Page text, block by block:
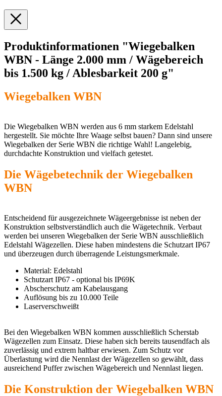
Produktinformationen "Wiegebalken
WBN - Länge 2.000 mm / Wägebereich
bis 1.500 kg / Ablesbarkeit 200 g"
Wiegebalken WBN
Die Wiegebalken WBN werden aus 6 mm starkem Edelstahl
hergestellt. Sie möchte Ihre Waage selbst bauen? Dann sind unsere
Wiegebalken der Serie WBN die richtige Wahl! Langelebig,
durchdachte Konstruktion und vielfach getestet.
Die Wägebetechnik der Wiegebalken
WBN
Entscheidend für ausgezeichnete Wägeergebnisse ist neben der
Konstruktion selbstverständlich auch die Wägetechnik. Verbaut
werden bei unseren Wiegebalken der Serie WBN ausschließlich
Edelstahl Wägezellen. Diese haben mindestens die Schutzart IP67
und überzeugen durch überragende Leistungsmerkmale.
Material: Edelstahl
Schutzart IP67 - optional bis IP69K
Abscherschutz am Kabelausgang
Auflösung bis zu 10.000 Teile
Laserverschweißt
Bei den Wiegebalken WBN kommen ausschließlich Scherstab
Wägezellen zum Einsatz. Diese haben sich bereits tausendfach als
zuverlässig und extrem haltbar erwiesen. Zum Schutz vor
Überlastung wird die Nennlast der Wägezellen so gewählt, dass
ausreichend Puffer zwischen Wägebereich und Nennlast liegen.
Die Konstruktion der Wiegebalken WBN